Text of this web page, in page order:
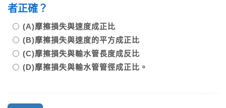
者正確？
(A)摩擦損失與速度成正比
(B)摩擦損失與速度的平方成正比
(C)摩擦損失與輸水管長度成反比
(D)摩擦損失與輸水管管徑成正比。